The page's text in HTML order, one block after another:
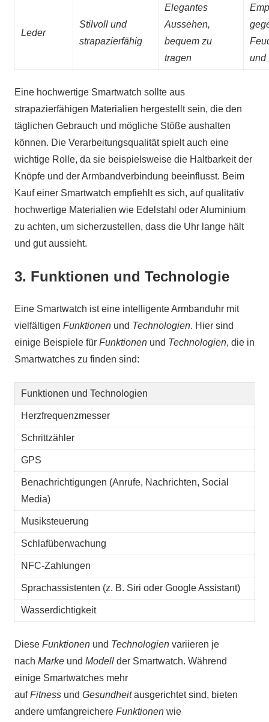
Leder
Stilvoll und
strapazierfähig
Elegantes
Aussehen,
bequem zu
tragen
und
Eine hochwertige Smartwatch sollte aus
strapazierfähigen Materialien hergestellt sein, die den
täglichen Gebrauch und mögliche Stöße aushalten
können. Die Verarbeitungsqualität spielt auch eine
wichtige Rolle, da sie beispielsweise die Haltbarkeit der
Knöpfe und der Armbandverbindung beeinflusst. Beim
Kauf einer Smartwatch empfiehlt es sich, auf qualitativ
hochwertige Materialien wie Edelstahl oder Aluminium
zu achten, um sicherzustellen, dass die Uhr lange hält
und gut aussieht.
3. Funktionen und Technologie
Eine Smartwatch ist eine intelligente Armbanduhr mit
vielfältigen Funktionen und Technologien. Hier sind
einige Beispiele für Funktionen und Technologien, die in
Smartwatches zu finden sind:
Funktionen und Technologien
Herzfrequenzmesser
Schrittzähler
GPS
Benachrichtigungen (Anrufe, Nachrichten, Social
Media)
Musiksteuerung
Schlafüberwachung
NFC-Zahlungen
Sprachassistenten (z. B. Siri oder Google Assistant)
Wasserdichtigkeit
Diese Funktionen und Technologien variieren je
nach Marke und Modell der Smartwatch. Während
einige Smartwatches mehr
aufFitness und Gesundheitausgerichtet sind, bieten
andere umfangreichere Funktionen wie